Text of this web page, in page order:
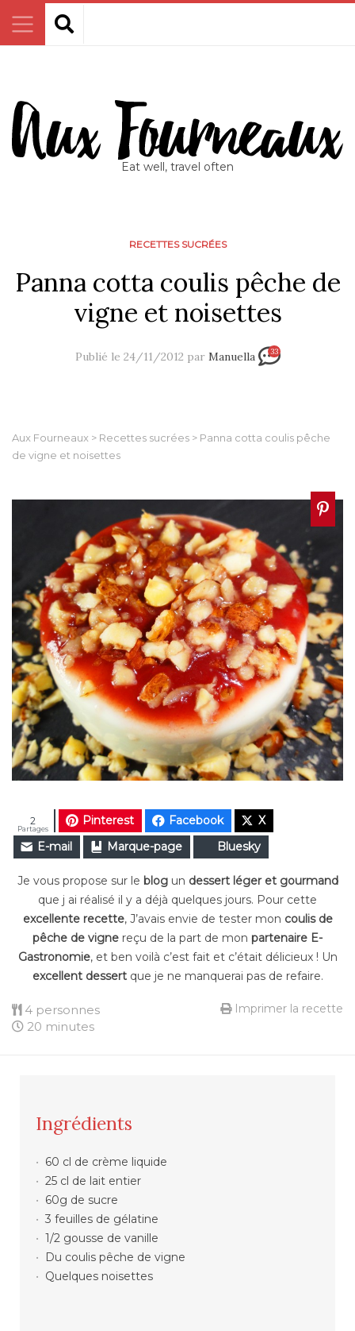
Eat well, travel often
RECETTES SUCRÉES
Panna cotta coulis pêche de
vigne et noisettes
Publié le 24/11/2012 par Manuella 33
Aux Fourneaux > Recettes sucrées > Panna cotta coulis pêche
de vigne et noisettes
Pinterest Facebook
X
E-mail
Marque-page Bluesky
Partages
2
Je vous propose sur le blogun dessert léger et gourmand
que j ai réalisé il y a déjà quelques jours. Pour cette
excellente recette, J’avais envie de tester mon coulis de
pêche de vigne reçu de la part de mon partenaire E-
Gastronomie, et ben voilà c’est fait et c’était délicieux ! Un
excellent dessertque je ne manquerai pas de refaire.
4 personnes
20 minutes
Imprimer la recette
Ingrédients
60 cl de crème liquide
25 cl de lait entier
60g de sucre
3 feuilles de gélatine
1/2 gousse de vanille
Du coulis pêche de vigne
Quelques noisettes